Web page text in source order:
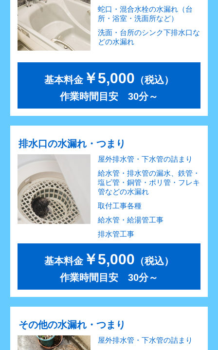
蛇口・混合水栓の水漏れ（台
所・浴室・洗面所など）
洗面・台所のシンク下排水口な
どの水漏れ
基本料金￥5,000 （税込）
作業時間目安 30分～
排水口の水漏れ・つまり
屋外排水管・下水管の詰まり
給水管・排水管の漏水、鉄管・
塩ビ管・銅管・ポリ管・フレキ
管などの水漏れ
取付工事各種
給水管・給湯管工事
排水管工事
基本料金￥5,000 （税込）
作業時間目安 30分～
その他の水漏れ・つまり
屋外排水管・下水管の詰まり